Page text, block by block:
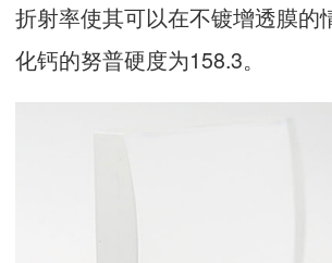
折射率使其可以在不镀增透膜的
化钙的努普硬度为158.3。